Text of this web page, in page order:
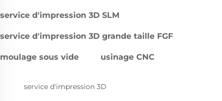
service d'impression 3D SLM
service d'impression 3D grande taille FGF
moulage sous vide usinage CNC
service d'impression 3D